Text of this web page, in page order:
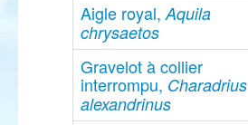
Aigle royal,Aquila
chrysaetos
Gravelot à collier
interrompu, Charadrius
alexandrinus